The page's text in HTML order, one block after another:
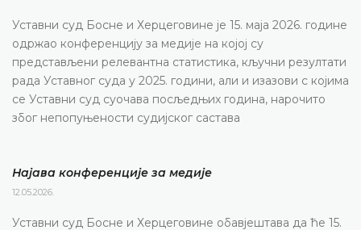
Уставни суд Босне и Херцеговине је 15. маја 2026. године
одржао конференцију за медије на којој су
представљени релевантна статистика, кључни резултати
рада Уставног суда у 2025. години, али и изазови с којима
се Уставни суд суочава посљедњих година, нарочито
због непопуњености судијског састава
Најава конференције за медије
12.05.2026.
Уставни суд Босне и Херцеговине обавјештава да ће 15.